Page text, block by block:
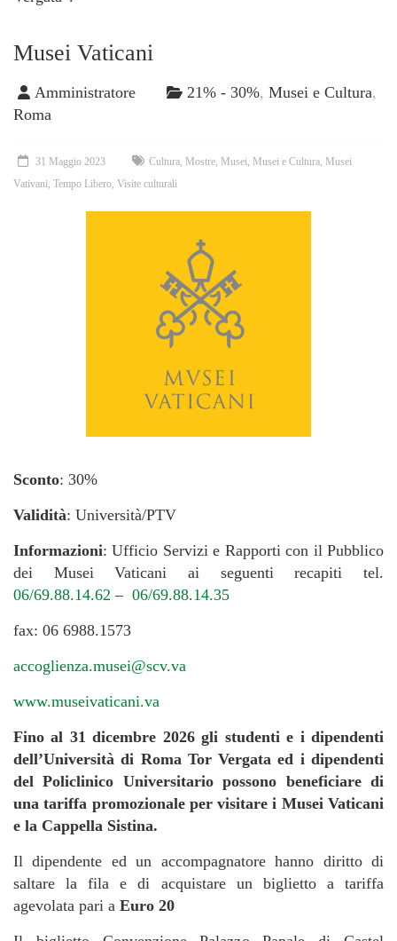
Musei Vaticani
Amministratore 21% - 30%, Musei e Cultura,
Roma
31 Maggio 2023 Cultura, Mostre, Musei, Musei e Cultura, Musei
Vativani, Tempo Libero, Visite culturali
Sconto: 30%
Validità: Università/PTV
Informazioni: Ufficio Servizi e Rapporti con il Pubblico
dei Musei Vaticani ai seguenti recapiti tel.
06/69.88.14.62 – 06/69.88.14.35
fax: 06 6988.1573
accoglienza.musei@scv.va
www.museivaticani.va
Fino al 31 dicembre 2026 gli studenti e i dipendenti
dell’Università di Roma Tor Vergata ed i dipendenti
del Policlinico Universitario possono beneficiare di
una tariffa promozionale per visitare i Musei Vaticani
e la Cappella Sistina.
Il dipendente ed un accompagnatore hanno diritto di
saltare la fila e di acquistare un biglietto a tariffa
agevolata pari a Euro 20